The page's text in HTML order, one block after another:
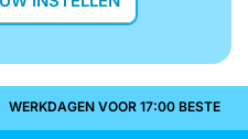
WERKDAGEN VOOR 17:00 BESTELD,